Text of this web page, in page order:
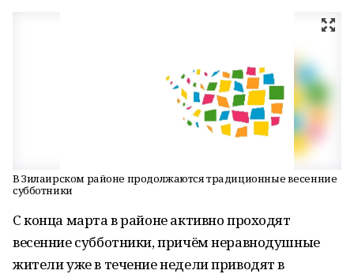
В Зилаирском районе продолжаются традиционные весенние
субботники
С конца марта в районе активно проходят
весенние субботники, причём неравнодушные
жители уже в течение недели приводят в